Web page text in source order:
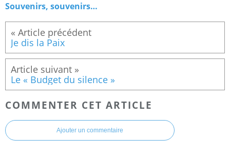
Souvenirs, souvenirs…
Je dis la Paix
Le « Budget du silence »
COMMENTER CET ARTICLE
Ajouter un commentaire